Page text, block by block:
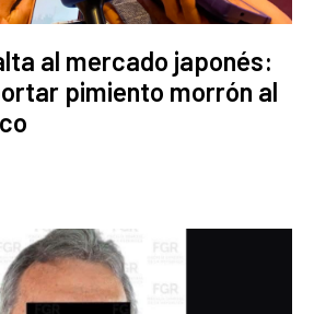
al mercado japonés:
pimiento morrón al